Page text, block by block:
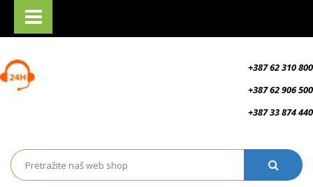
+387 62 310 800
+387 62 906 500
+387 33 874 440